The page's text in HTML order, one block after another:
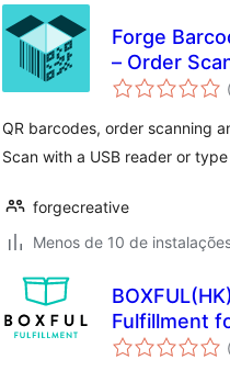
Forge
– Order
QR barcodes, order scanning
Scan with a USB reader or
forgecreative
Menos de 10 de
Fulfillment